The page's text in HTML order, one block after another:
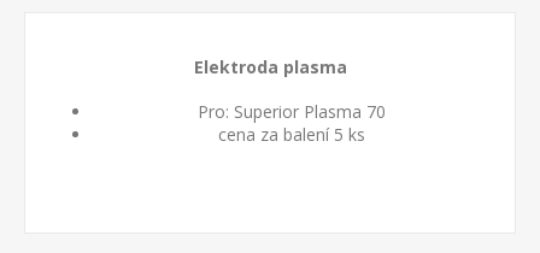
Elektroda plasma
Pro: Superior Plasma 70
cena za balení 5 ks